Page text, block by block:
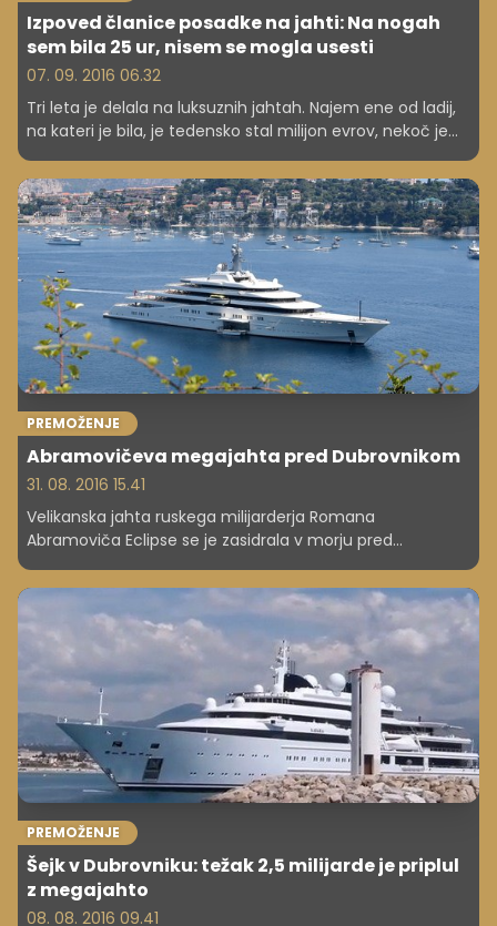
Izpoved članice posadke na jahti: Na nogah
sem bila 25 ur, nisem se mogla usesti
07. 09. 2016 06.32
Tri leta je delala na luksuznih jahtah. Najem ene od ladij,
na kateri je bila, je tedensko stal milijon evrov, nekoč je
rožnato ...
PREMOŽENJE
Abramovičeva megajahta pred Dubrovnikom
31. 08. 2016 15.41
Velikanska jahta ruskega milijarderja Romana
Abramoviča Eclipse se je zasidrala v morju pred
Dubrovnikom. Vredna je več kot milijardo evrov, njeno
letno vzdrževanje pa stane 30 milijonov evrov.
PREMOŽENJE
Šejk v Dubrovniku: težak 2,5 milijarde je priplul
z megajahto
08. 08. 2016 09.41